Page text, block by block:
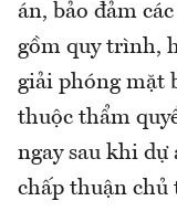
án, bảo đảm
gồm quy trình,
giải phóng mặt
thuộc thẩm
ngay sau khi dự
chấp thuận chủ